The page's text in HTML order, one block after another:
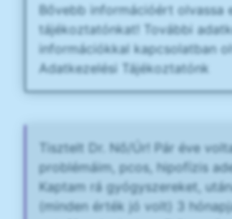
Bővebb információért olvassa
tájékoztatónkat! További
információkkal kapcsolatban
Adatkezelési Tájékoztatónk
Tisztelt Dr. Nő/Úr! Pár éve
problémáim, pcos, hipofízis
Kaptam rá gyógyszereket,
(minden érték jó volt) 3